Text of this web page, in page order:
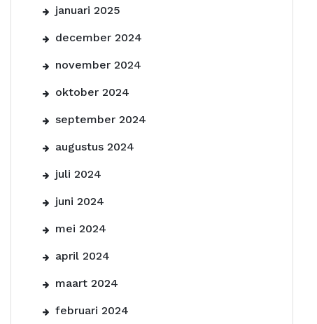
januari 2025
december 2024
november 2024
oktober 2024
september 2024
augustus 2024
juli 2024
juni 2024
mei 2024
april 2024
maart 2024
februari 2024